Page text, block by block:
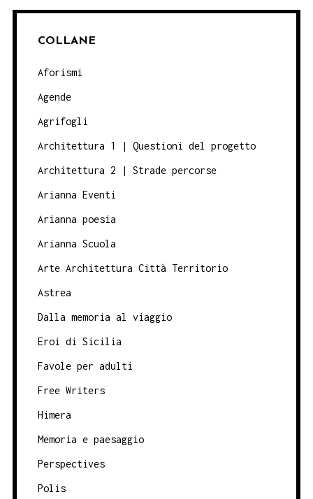
COLLANE
Aforismi
Agende
Agrifogli
Architettura 1 | Questioni del progetto
Architettura 2 | Strade percorse
Arianna Eventi
Arianna poesia
Arianna Scuola
Arte Architettura Città Territorio
Astrea
Dalla memoria al viaggio
Eroi di Sicilia
Favole per adulti
Free Writers
Himera
Memoria e paesaggio
Perspectives
Polis